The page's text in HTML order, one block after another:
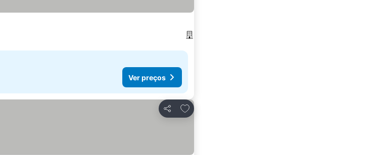
Ver preços
Partilhar
Adicionar aos favoritos